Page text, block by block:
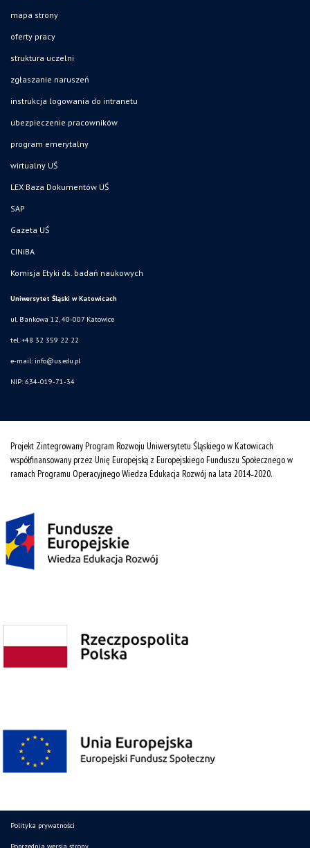
mapa strony
oferty pracy
struktura uczelni
zgłaszanie naruszeń
instrukcja logowania do intranetu
ubezpieczenie pracowników
program emerytalny
wirtualny UŚ
LEX Baza Dokumentów UŚ
SAP
Gazeta UŚ
CINiBA
Komisja Etyki ds. badań naukowych
Uniwersytet Śląski w Katowicach
ul. Bankowa 12, 40-007 Katowice
tel. +48 32 359 22 22
e-mail: info@us.edu.pl
NIP: 634-019-71-34
Projekt Zintegrowany Program Rozwoju Uniwersytetu Śląskiego w Katowicach
współfinansowany przez Unię Europejską z Europejskiego Funduszu Społecznego w
ramach Programu Operacyjnego Wiedza Edukacja Rozwój na lata 2014˗2020.
Polityka prywatności